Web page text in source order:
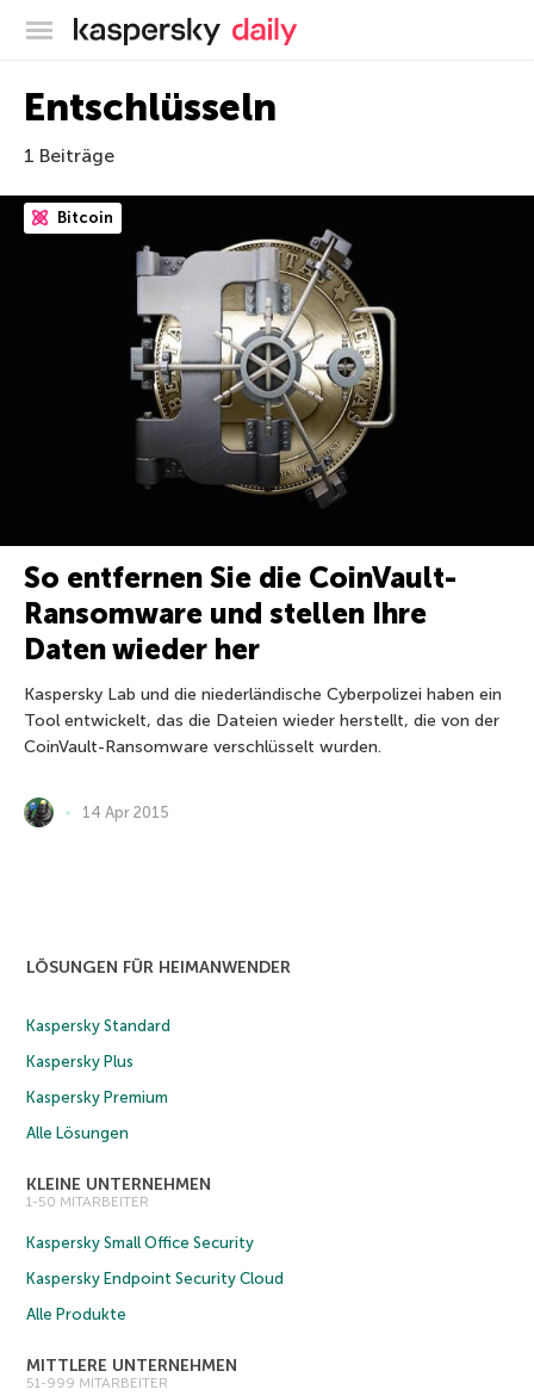
Offizieller Blog von Kaspersky
Entschlüsseln
1 Beiträge
Bitcoin
So entfernen Sie die CoinVault-
Ransomware und stellen Ihre
Daten wieder her
Kaspersky Lab und die niederländische Cyberpolizei haben ein
Tool entwickelt, das die Dateien wieder herstellt, die von der
CoinVault-Ransomware verschlüsselt wurden.
14 Apr 2015
LÖSUNGEN FÜR HEIMANWENDER
Kaspersky Standard
Kaspersky Plus
Kaspersky Premium
Alle Lösungen
KLEINE UNTERNEHMEN
1-50 MITARBEITER
Kaspersky Small Office Security
Kaspersky Endpoint Security Cloud
Alle Produkte
MITTLERE UNTERNEHMEN
51-999 MITARBEITER